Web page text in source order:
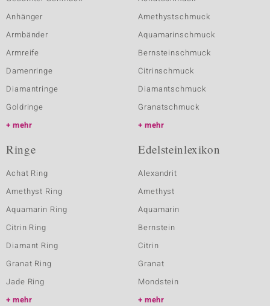
Anhänger
Armbänder
Armreife
Damenringe
Diamantringe
Goldringe
mehr
Amethystschmuck
Aquamarinschmuck
Bernsteinschmuck
Citrinschmuck
Diamantschmuck
Granatschmuck
mehr
Ringe
Achat Ring
Amethyst Ring
Aquamarin Ring
Citrin Ring
Diamant Ring
Granat Ring
Jade Ring
mehr
Edelsteinlexikon
Alexandrit
Amethyst
Aquamarin
Bernstein
Citrin
Granat
Mondstein
mehr